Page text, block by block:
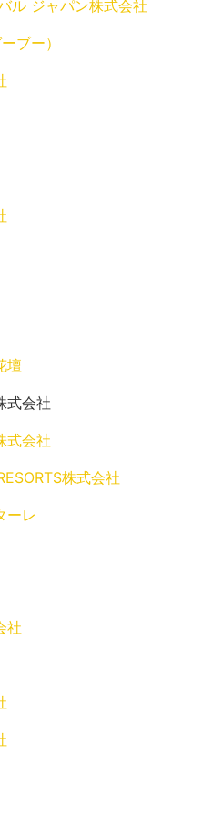
ル ジャパン株式会社
ブー）
壇
式会社
式会社
株式会社
ーレ
社